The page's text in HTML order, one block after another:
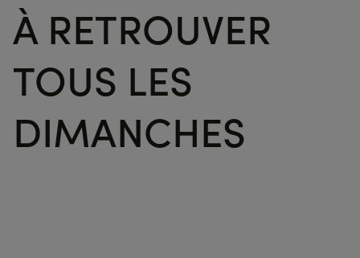
À RETROUVER
TOUS LES
DIMANCHES
Commander